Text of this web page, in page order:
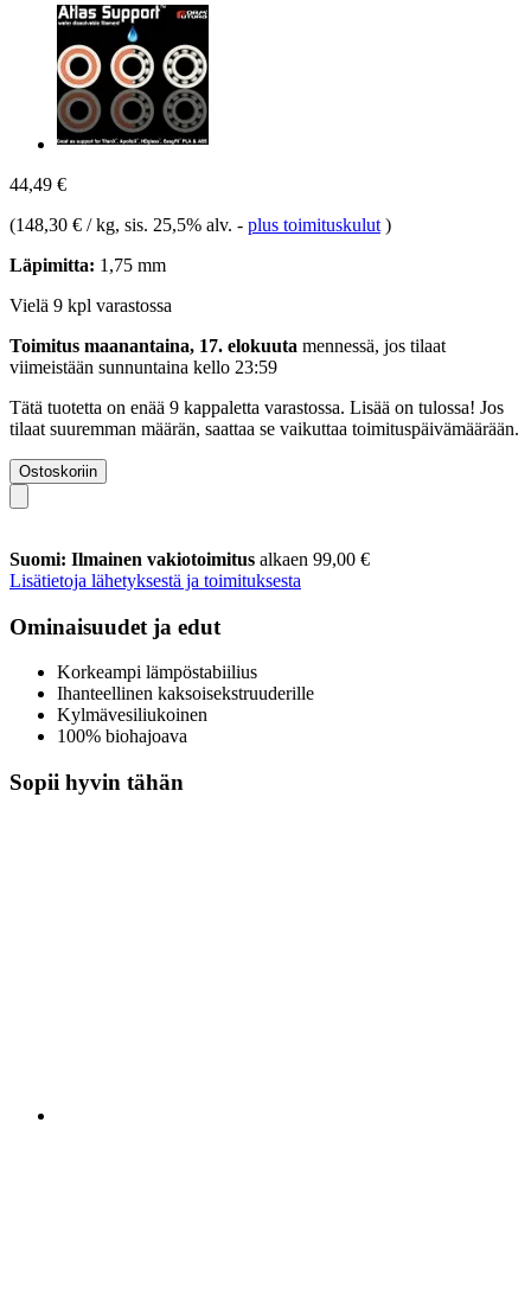
44,49 €
(148,30 € / kg, sis. 25,5% alv. - plus toimituskulut )
Läpimitta: 1,75 mm
Vielä 9 kpl varastossa
Toimitus maanantaina, 17. elokuuta mennessä, jos tilaat
viimeistään sunnuntaina kello 23:59
Tätä tuotetta on enää 9 kappaletta varastossa. Lisää on tulossa! Jos
tilaat suuremman määrän, saattaa se vaikuttaa toimituspäivämäärään.
Ostoskoriin
Suomi: Ilmainen vakiotoimitus alkaen 99,00 €
Lisätietoja lähetyksestä ja toimituksesta
Ominaisuudet ja edut
Korkeampi lämpöstabiilius
Ihanteellinen kaksoisekstruuderille
Kylmävesiliukoinen
100% biohajoava
Sopii hyvin tähän